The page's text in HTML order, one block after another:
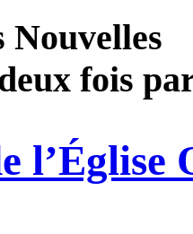
Nouvelles
fois
l’Église